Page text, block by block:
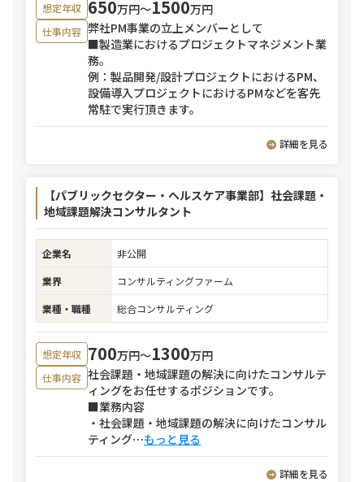
想定年収 650万円〜1500万円
仕事内容 弊社PM事業の立上メンバーとして
■製造業におけるプロジェクトマネジメント業
務。
例：製品開発/設計プロジェクトにおけるPM、
設備導入プロジェクトにおけるPMなどを客先
常駐で実行頂きます。
詳細を見る
【パブリックセクター・ヘルスケア事業部】社会課題・
地域課題解決コンサルタント
企業名
非公開
業界
コンサルティングファーム
業種・職種
総合コンサルティング
想定年収 700万円〜1300万円
仕事内容 社会課題・地域課題の解決に向けたコンサルテ
ィングをお任せするポジションです。
■業務内容
・社会課題・地域課題の解決に向けたコンサル
ティング⋯もっと見る
詳細を見る